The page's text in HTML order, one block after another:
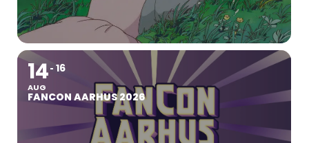
14
AUG
16
FANCON AARHUS 2026